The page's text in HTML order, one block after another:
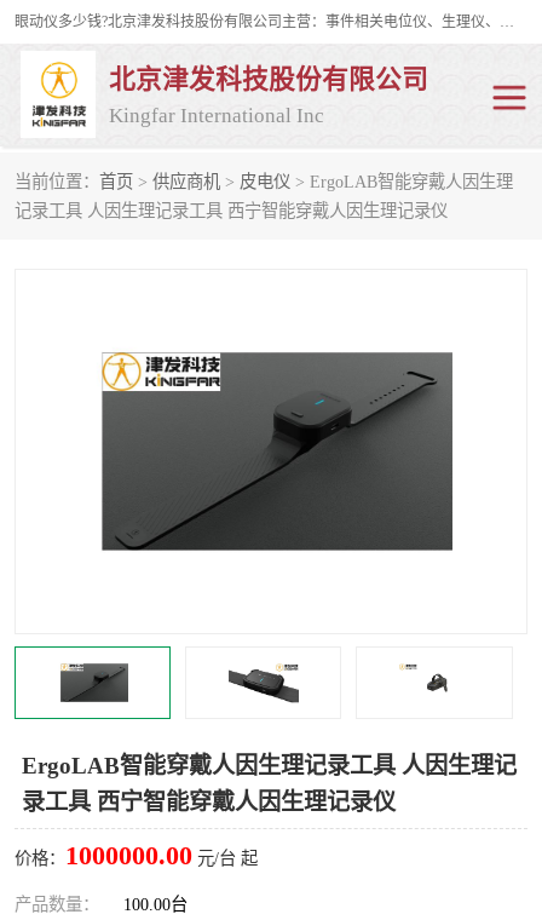
眼动仪多少钱?北京津发科技股份有限公司主营：事件相关电位仪、生理仪、肌电仪、脑电仪、皮电仪、眼动仪；是国家级高新技术企业、科技部认定的科技型中小企业和中关村高新技术企业，具备保密资格，具备自主进出口经营权；自主研发技术、产品与服务荣获多项省部级科学技术奖励、国家发明专利、国家软件著作权和省部级新技术新产品（服务）认证。
北京津发科技股份有限公司
Kingfar International Inc
当前位置： 首页 > 供应商机 > 皮电仪 > ErgoLAB智能穿戴人因生理
记录工具 人因生理记录工具 西宁智能穿戴人因生理记录仪
ErgoLAB智能穿戴人因生理记录工具 人因生理记
录工具 西宁智能穿戴人因生理记录仪
价格： 1000000.00 元/台 起
产品数量： 100.00台
皮电仪 脑电仪
行为观察与表情分析 动作捕捉与生物力学
人机交互实验室
神经营销与消费行为实验